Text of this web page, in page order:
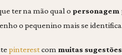
ter na mão qual o personagem
o pequenino mais se identifica.
pinterestcom muitas